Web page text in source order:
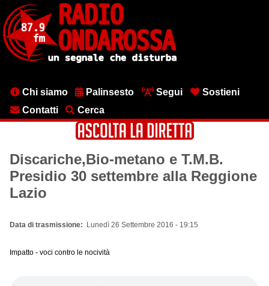
contenuto
principale
MenuChi siamo Palinsesto Segui
Sostieni
Contatti
Cerca
Discariche,Bio-metano e T.M.B.
Presidio 30 settembre alla Reggione
Lazio
Data di trasmissione Lunedì 26 Settembre 2016 - 19:15
Impatto - voci contro le nocività